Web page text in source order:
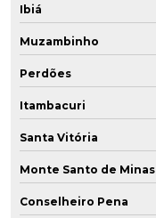
Ibiá
Muzambinho
Perdões
Itambacuri
Santa Vitória
Monte Santo de Minas
Conselheiro Pena